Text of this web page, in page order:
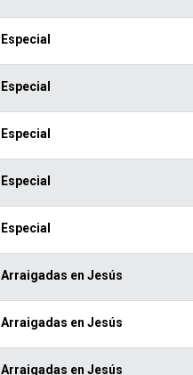
Especial
Especial
Especial
Especial
Especial
Arraigadas en Jesús
Arraigadas en Jesús
Arraigadas en Jesús